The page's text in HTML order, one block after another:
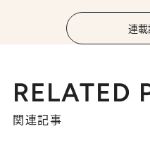
連
RELATED
関連記事